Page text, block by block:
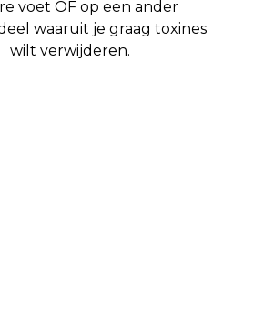
voet OF op een ander
waaruit je graag toxines
wilt verwijderen.